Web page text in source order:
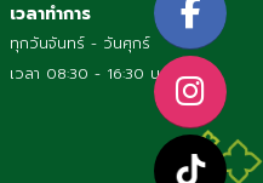
เวลาทำการ
ทุกวันจันทร์ - วันศุกร์
เวลา 08:30 - 16:30 น.